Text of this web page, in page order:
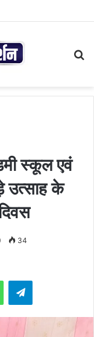
स्कूल एवं
उत्साह के
34
WhatsAppTelegram